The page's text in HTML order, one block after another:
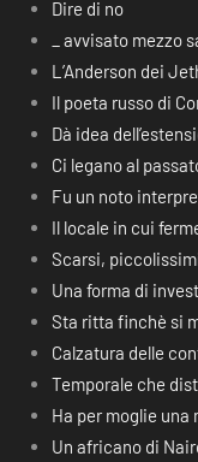
Dire di no
_ avvisato mezzo
L’Anderson dei
Il poeta russo di
Dà idea
Ci legano al
Fu un noto
Il locale in cui
Scarsi,
Una forma di
Sta ritta finchè si
Calzatura delle
Temporale che
Ha per moglie una
Un africano di